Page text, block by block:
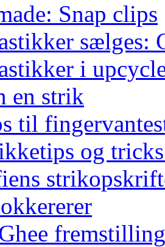
Snap clips
sælges:
i
en strik
til
og